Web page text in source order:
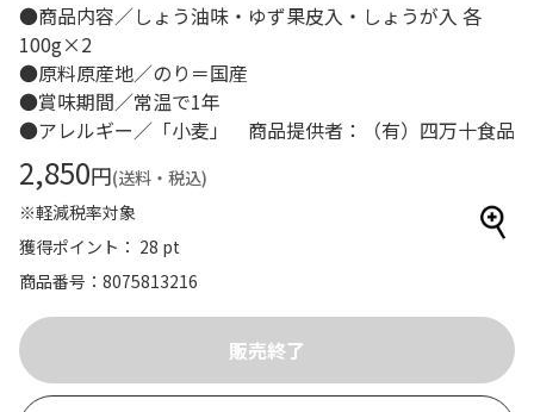
●商品内容／しょう油味・ゆず果皮入・しょうが入 各
100g×2
●原料原産地／のり＝国産
●賞味期間／常温で1年
●アレルギー／「小麦」 商品提供者：（有）四万十食品
2,850円(送料・税込)
※軽減税率対象
獲得ポイント： 28 pt
商品番号
8075813216